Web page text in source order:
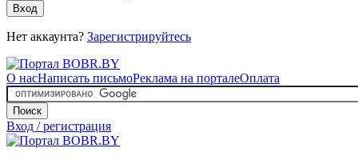
Вход
Нет аккаунта? Зарегистрируйтесь
О насНаписать письмоРеклама на порталеОплата
Поиск
Вход / регистрация